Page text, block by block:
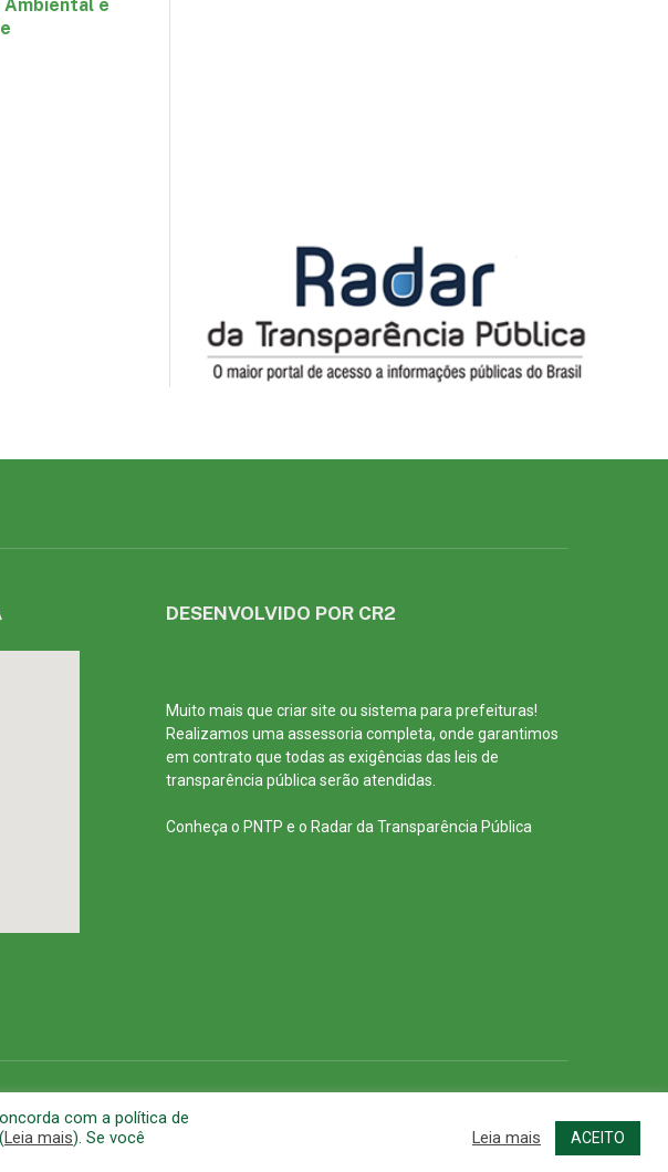
Ambiental e
DESENVOLVIDO POR CR2
Muito mais que criar site ou sistema para prefeituras!
Realizamos uma assessoria completa, onde garantimos
em contrato que todas as exigências das leis de
transparência pública serão atendidas.
Conheça o PNTP e o Radar da Transparência Pública
com a política de
Leia mais). Se você
Leia mais ACEITO